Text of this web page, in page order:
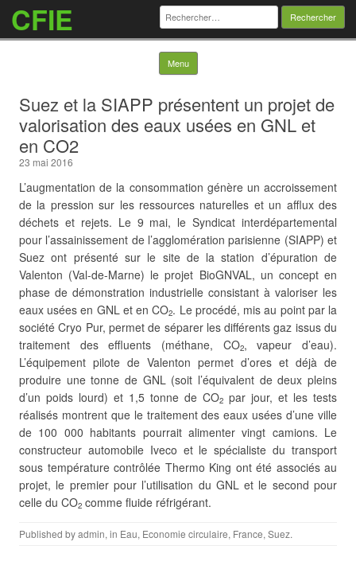
CFIE Rechercher :
Menu Skip to content
Suez et la SIAPP présentent un projet de
valorisation des eaux usées en GNL et
en CO2
23 mai 2016
L’augmentation de la consommation génère un accroissement
de la pression sur les ressources naturelles et un afflux des
déchets et rejets. Le 9 mai, le Syndicat interdépartemental
pour l’assainissement de l’agglomération parisienne (SIAPP) et
Suez ont présenté sur le site de la station d’épuration de
Valenton (Val-de-Marne) le projet BioGNVAL, un concept en
phase de démonstration industrielle consistant à valoriser les
eaux usées en GNL et en CO2. Le procédé, mis au point par la
société Cryo Pur, permet de séparer les différents gaz issus du
traitement des effluents (méthane, CO2, vapeur d’eau).
L’équipement pilote de Valenton permet d’ores et déjà de
produire une tonne de GNL (soit l’équivalent de deux pleins
d’un poids lourd) et 1,5 tonne de CO2 par jour, et les tests
réalisés montrent que le traitement des eaux usées d’une ville
de 100 000 habitants pourrait alimenter vingt camions. Le
constructeur automobile Iveco et le spécialiste du transport
sous température contrôlée Thermo King ont été associés au
projet, le premier pour l’utilisation du GNL et le second pour
celle du CO2 comme fluide réfrigérant.
Published byadmin, in Eau, Economie circulaire, France, Suez.